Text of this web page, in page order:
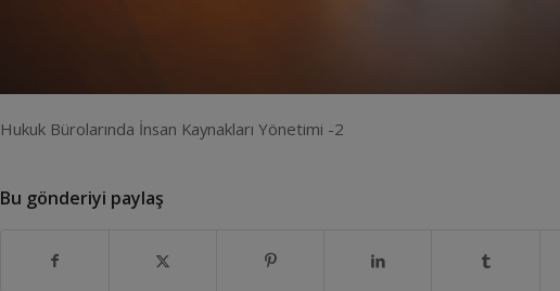
Hukuk Bürolarında İnsan Kaynakları Yönetimi -2
Bu gönderiyi paylaş